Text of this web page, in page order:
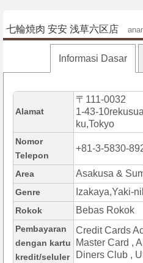
七輪焼肉 安安 浅草六区店
Informasi Dasar
Alamat
〒111-0032
1-43-
ku,Tokyo
Nomor
Telepon
+81-3-5830-
Area Asakusa &
Genre Izakaya,Yaki-
Rokok Bebas Rokok
Pembayaran
dengan kartu
kredit/seluler
Credit Cards
Master Card ,
Diners Club ,